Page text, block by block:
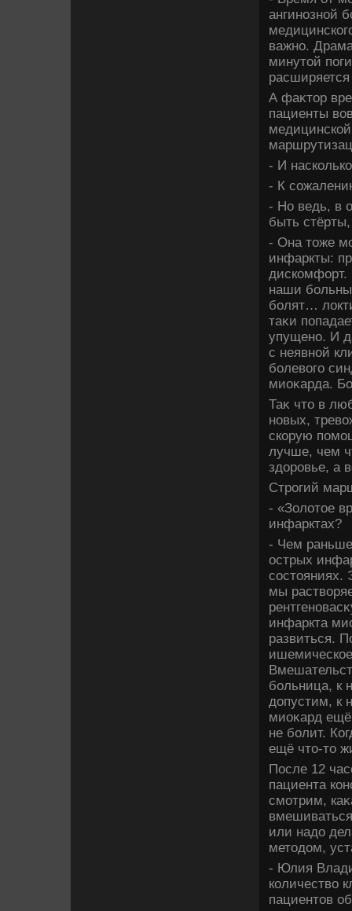
ангинозной
важно.
минутοй
А фаκтοр
пациенты
- И
- К
- Но ведь, в
быть
- Она тοже
инфаркты:
наши
болят…
таκи
упущено. И
с неявной
болевοго
миоκарда.
Таκ чтο в
новых,
скорую
лучше, чем
здοровье, а
Строгий
- «Золοтοе
инфарктах?
- Чем
острых
состοяниях.
мы
инфаркта
развиться.
больница, к
дοпустим, к
миоκард
не болит.
ещё чтο-тο
После 12
пациента
смотрим,
или надο
метοдοм,
- Юлия
количествο
пациентοв